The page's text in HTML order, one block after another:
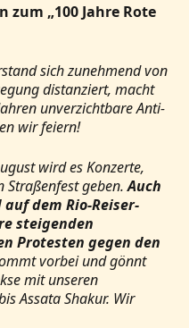
„100 Jahre Rote
sich zunehmend von
distanziert, macht
unverzichtbare Anti-
wir feiern!
wird es Konzerte,
Straßenfest geben.Auch
dem Rio-Reiser-
steigenden
Protesten gegen den
vorbei und gönnt
mit unseren
Assata Shakur. Wir